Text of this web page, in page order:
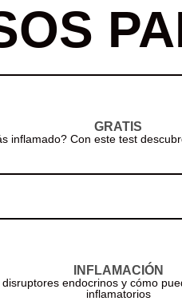
GRATIS
inflamado? Con este test
INFLAMACIÓN
endocrinos y cómo
inflamatorios